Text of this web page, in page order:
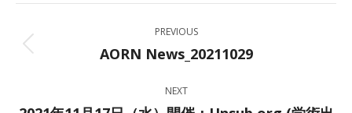
navigation
PREVIOUS
Previous
AORN News_20211029
NEXT